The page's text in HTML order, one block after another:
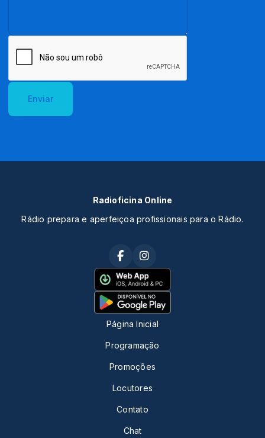
Enviar
Radioficina Online
Rádio prepara e aperfeiçoa profissionais para o Rádio.
Página Inicial
Programação
Promoções
Locutores
Contato
Chat